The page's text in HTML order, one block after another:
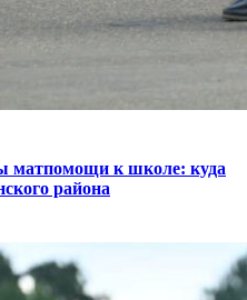
матпомощи к школе: куда
района